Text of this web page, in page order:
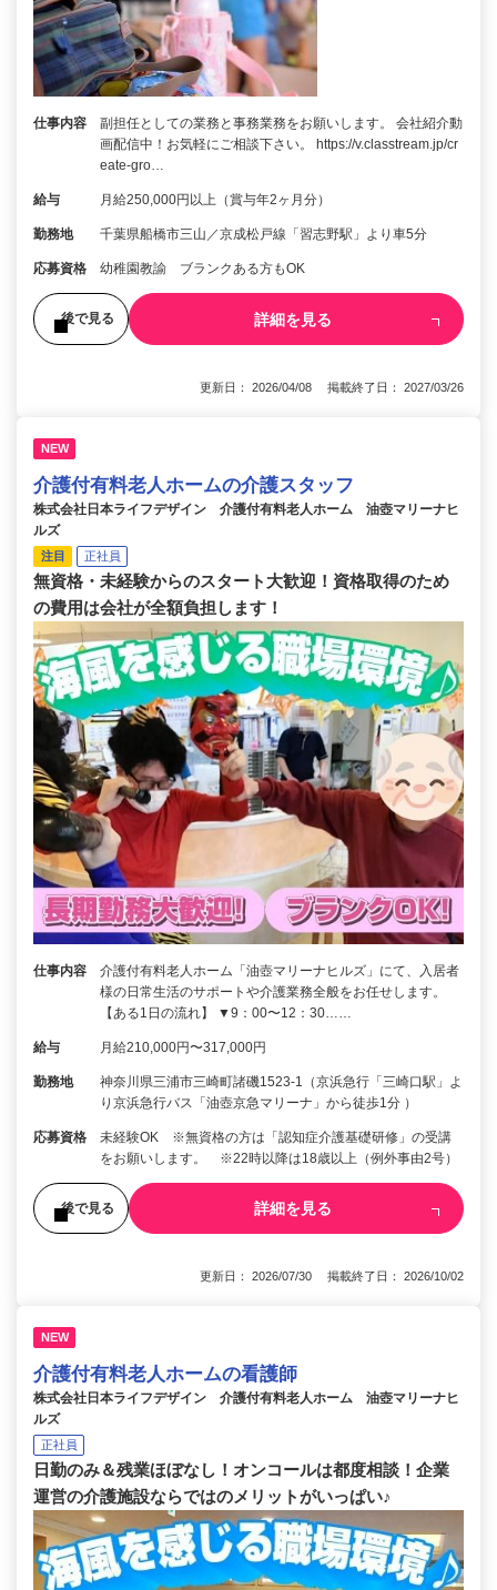
仕事内容
副担任としての業務と事務業務をお願いします。 会社紹介動
画配信中！お気軽にご相談下さい。 https://v.classtream.jp/cr
eate-gro…
給与 月給250,000円以上（賞与年2ヶ月分）
勤務地 千葉県船橋市三山／京成松戸線「習志野駅」より車5分
応募資格 幼稚園教諭 ブランクある方もOK
後で見る 詳細を見る
更新日： 2026/04/08 掲載終了日： 2027/03/26
NEW
介護付有料老人ホームの介護スタッフ
株式会社日本ライフデザイン 介護付有料老人ホーム 油壺マリーナヒ
ルズ
注目 正社員
無資格・未経験からのスタート大歓迎！資格取得のため
の費用は会社が全額負担します！
仕事内容
介護付有料老人ホーム「油壺マリーナヒルズ」にて、入居者
様の日常生活のサポートや介護業務全般をお任せします。
【ある1日の流れ】 ▼9：00〜12：30……
給与 月給210,000円〜317,000円
勤務地
神奈川県三浦市三崎町諸磯1523-1（京浜急行「三崎口駅」よ
り京浜急行バス「油壺京急マリーナ」から徒歩1分 ）
応募資格
未経験OK ※無資格の方は「認知症介護基礎研修」の受講
をお願いします。 ※22時以降は18歳以上（例外事由2号）
後で見る 詳細を見る
更新日： 2026/07/30 掲載終了日： 2026/10/02
NEW
介護付有料老人ホームの看護師
株式会社日本ライフデザイン 介護付有料老人ホーム 油壺マリーナヒ
ルズ
正社員
日勤のみ＆残業ほぼなし！オンコールは都度相談！企業
運営の介護施設ならではのメリットがいっぱい♪